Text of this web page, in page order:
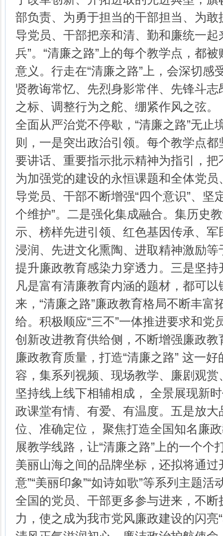
部负责、为勇于担当的干部担当、为
导党员、干部把亲和清、勤和廉统一起
兵”。“清廉之路”上的每个教学点，都
意义。行走在“清廉之路”上，会深切感
贤教诲常忆、先烈身影常伴、先锋斗
之标、调整行为之舵、绷紧作风之弦。
全面从严治党不停歇，“清廉之路”无止
则，一是突出政治引领。每个教学点
要讲话、重要指示批示精神为指引，
为加强党的建设的永恒课题和全体党
导党员、干部不断增强“四个意识”、坚
个维护”。二是强化集成融合。集历史
示、榜样先进引领、红色基因传承、
浸润、先进文化熏陶、进取精神激励等
提升廉政教育感染力穿透力。三是坚
凡是富有清廉教育内涵的题材，都可以
来，“清廉之路”廉政教育格局不断丰富
给。积极顺应“三不”一体推进要求和党
创新改进教育供给侧，不断增强廉政
廉政教育质量，打造“清廉之路” 这一
容，集系列视频、现场教学、廉剧观
坚持线上线下相辅相成， 全景展现新
政课堂有情、有爱、有温度。五是放
位、准确定位， 聚焦打造全国知名廉
展教学线路，让“清廉之路”上的一个个
美丽山海之间的品牌坐标，还拟将通过
意”“美丽印象”“如诗如歌”等系列主题
全国的党员、干部更多参与进来，不断
力，使之成为我市党风廉政建设的闪亮